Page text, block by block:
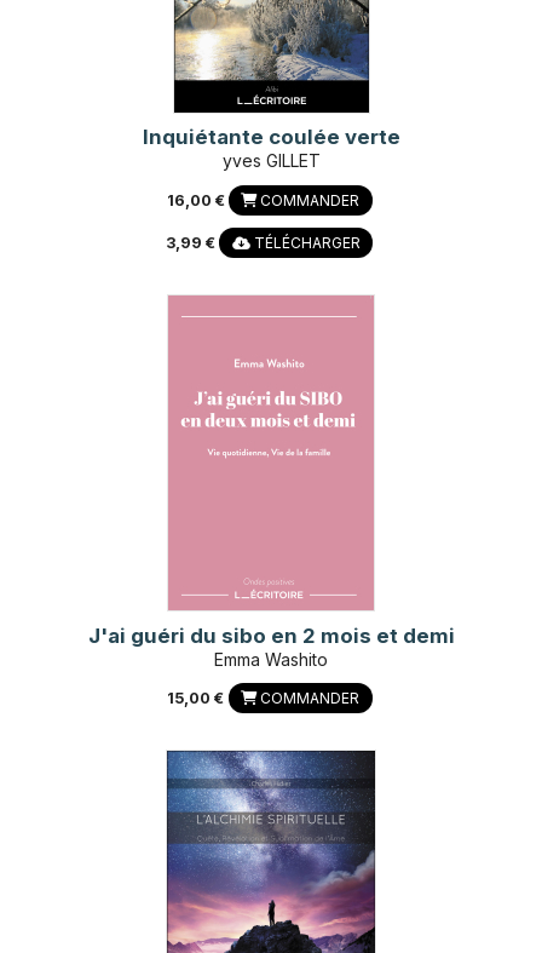
Inquiétante coulée verte
yves GILLET
16,00 € COMMANDER
3,99 € TÉLÉCHARGER
J'ai guéri du sibo en 2 mois et demi
Emma Washito
15,00 € COMMANDER